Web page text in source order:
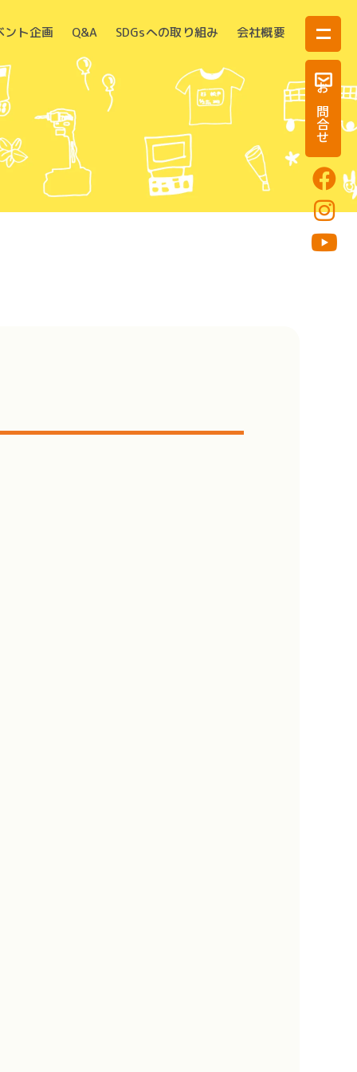
ント企画 Q&A SDGsへの取り組み 会社概要
お問合せ